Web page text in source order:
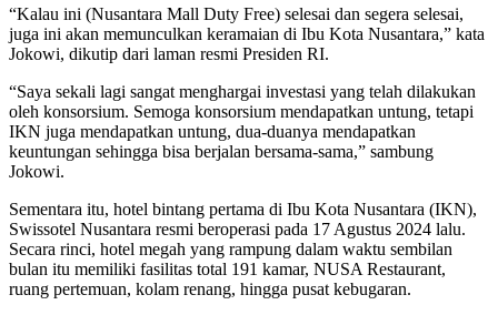
“Kalau ini (Nusantara Mall Duty Free) selesai dan segera selesai,
juga ini akan memunculkan keramaian di Ibu Kota Nusantara,” kata
Jokowi, dikutip dari laman resmi Presiden RI.
“Saya sekali lagi sangat menghargai investasi yang telah dilakukan
oleh konsorsium. Semoga konsorsium mendapatkan untung, tetapi
IKN juga mendapatkan untung, dua-duanya mendapatkan
keuntungan sehingga bisa berjalan bersama-sama,” sambung
Jokowi.
Sementara itu, hotel bintang pertama di Ibu Kota Nusantara (IKN),
Swissotel Nusantara resmi beroperasi pada 17 Agustus 2024 lalu.
Secara rinci, hotel megah yang rampung dalam waktu sembilan
bulan itu memiliki fasilitas total 191 kamar, NUSA Restaurant,
ruang pertemuan, kolam renang, hingga pusat kebugaran.